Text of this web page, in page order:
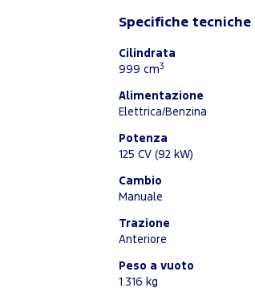
Specifiche tecniche
Cilindrata
999 cm3
Alimentazione
Elettrica/Benzina
Potenza
125 CV (92 kW)
Cambio
Manuale
Trazione
Anteriore
Peso a vuoto
1.316 kg